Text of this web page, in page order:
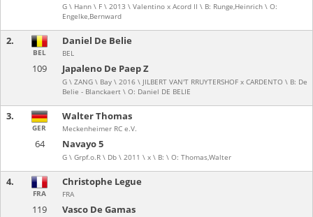
G \ Hann \ F \ 2013 \ Valentino x Acord II \ B: Runge,Heinrich \ O:
Engelke,Bernward
2.
109 Japaleno De Paep Z
G \ ZANG \ Bay \ 2016 \ JILBERT VAN'T RRUYTERSHOF x CARDENTO \ B: De
Belie - Blanckaert \ O: Daniel DE BELIE
BEL
Daniel De Belie
BEL
3.
64 Navayo 5
G \ Grpf.o.R \ Db \ 2011 \ x \ B: \ O: Thomas,Walter
GER
Walter Thomas
Meckenheimer RC e.V.
4.
119 Vasco De Gamas
FRA
Christophe Legue
FRA